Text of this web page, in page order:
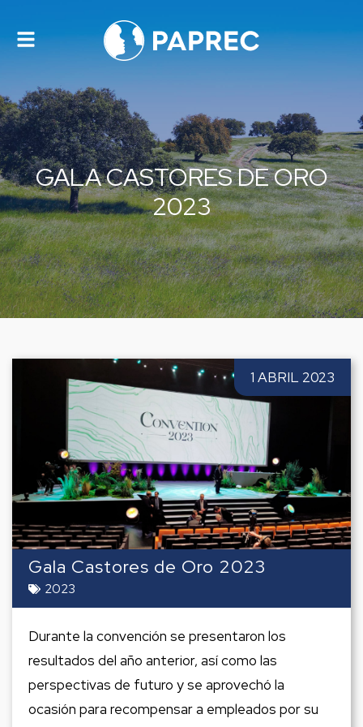
Alternar
navegación
GALA CASTORES DE ORO
2023
1 ABRIL 2023
Gala Castores de Oro 2023
2023
Durante la convención se presentaron los
resultados del año anterior, así como las
perspectivas de futuro y se aprovechó la
ocasión para recompensar a empleados por su